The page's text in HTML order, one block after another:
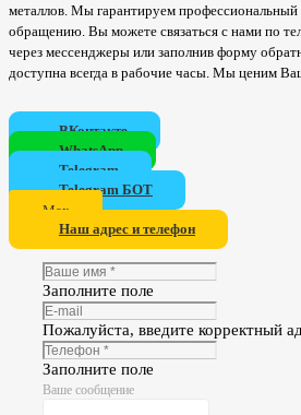
металлов. Мы гарантируем
обращению. Вы можете связаться с нами по
через мессенджеры или заполнив форму
доступна всегда в рабочие часы. Мы ценим
ВКонтакте
WhatsApp
Telegram
Telegram БОТ
Мах
Наш адрес и телефон
Заполните поле
Пожалуйста, введите корректный
Заполните поле
Ваше сообщение